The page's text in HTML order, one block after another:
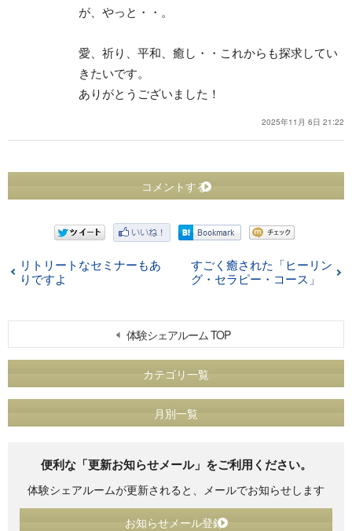
体験シェアルーム TOP
カテゴリ一覧
月別一覧
便利な「更新お知らせメール」をご利用ください。
体験シェアルームが更新されると、メールでお知らせします
お知らせメール登録
が、やっと・・。
愛、祈り、平和、癒し・・これからも探求してい
きたいです。
ありがとうございました！
2025年11月 6日 21:22
コメントする
リトリートなセミナーもあ
りですよ
すごく癒された「ヒーリン
グ・セラピー・コース」